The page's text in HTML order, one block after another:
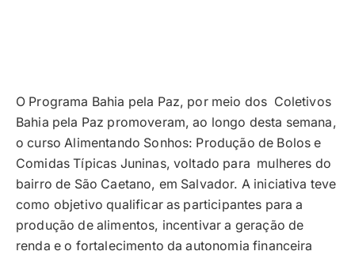
O Programa Bahia pela Paz, por meio dos Coletivos
Bahia pela Paz promoveram, ao longo desta semana,
o curso Alimentando Sonhos: Produção de Bolos e
Comidas Típicas Juninas, voltado para mulheres do
bairro de São Caetano, em Salvador. A iniciativa teve
como objetivo qualificar as participantes para a
produção de alimentos, incentivar a geração de
renda e o fortalecimento da autonomia financeira